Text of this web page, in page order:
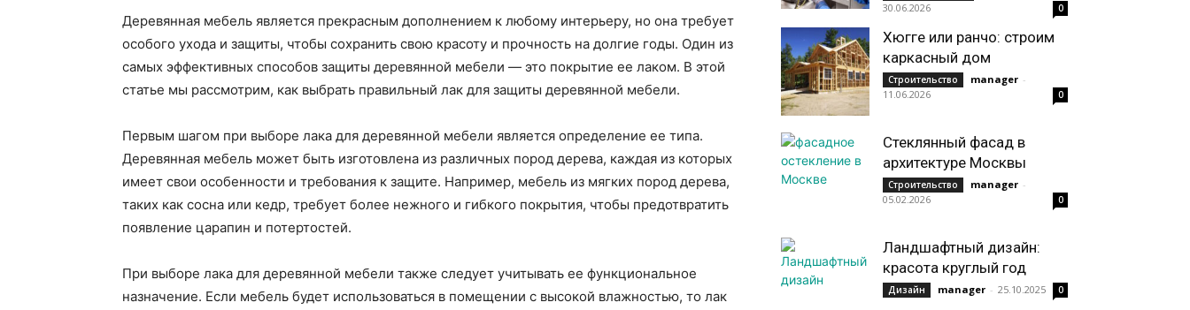
Деревянная мебель является прекрасным дополнением к любому интерьеру, но она требует
особого ухода и защиты, чтобы сохранить свою красоту и прочность на долгие годы. Один из
самых эффективных способов защиты деревянной мебели — это покрытие ее лаком. В этой
статье мы рассмотрим, как выбрать правильный лак для защиты деревянной мебели.
Первым шагом при выборе лака для деревянной мебели является определение ее типа.
Деревянная мебель может быть изготовлена из различных пород дерева, каждая из которых
имеет свои особенности и требования к защите. Например, мебель из мягких пород дерева,
таких как сосна или кедр, требует более нежного и гибкого покрытия, чтобы предотвратить
появление царапин и потертостей.
При выборе лака для деревянной мебели также следует учитывать ее функциональное
назначение. Если мебель будет использоваться в помещении с высокой влажностью, то лак
30.06.2026
0
Хюгге или ранчо: строим
каркасный дом
Строительство manager -
11.06.2026
0
Стеклянный фасад в
архитектуре Москвы
Строительство manager -
05.02.2026
0
Ландшафтный дизайн:
красота круглый год
Дизайн manager - 25.10.2025 0